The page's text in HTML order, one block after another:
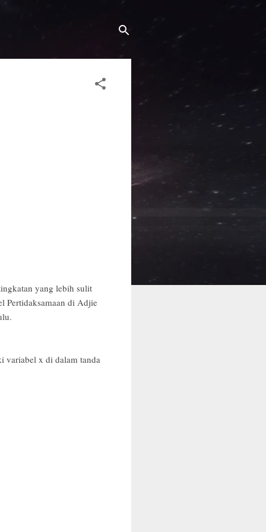
yang lebih sulit
Pertidaksamaan di Adjie
variabel x di dalam tanda